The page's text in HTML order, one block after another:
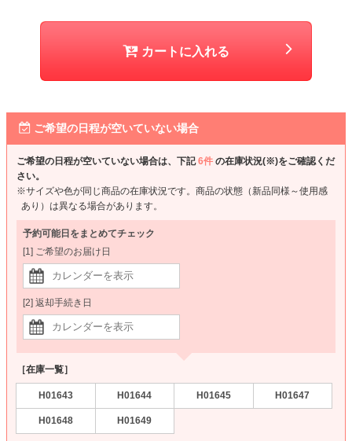
カートに入れる
ご希望の日程が空いていない場合
ご希望の日程が空いていない場合は、下記6件 の在庫状況(※)をご確認くだ
さい。
※サイズや色が同じ商品の在庫状況です。商品の状態（新品同様～使用感
あり）は異なる場合があります。
予約可能日をまとめてチェック
[1] ご希望のお届け日
[2] 返却手続き日
［在庫一覧］
H01643 H01644 H01645 H01647
H01648 H01649